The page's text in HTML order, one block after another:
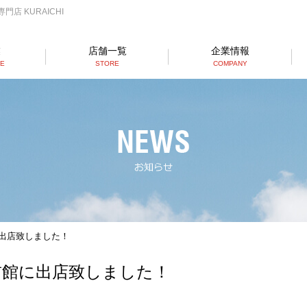
門店 KURAICHI
店舗一覧
STORE
らーめん店一覧
テイクアウト/デリバリー
企業情報
COMPANY
致しました！
に出店致しました！